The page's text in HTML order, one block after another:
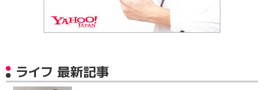
ライフ 最新記事